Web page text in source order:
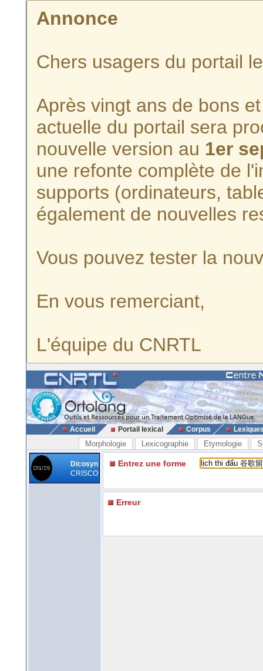
Annonce
Chers usagers du portail
Après vingt ans de bons
actuelle du portail sera
nouvelle version au 1er
une refonte complète de
supports (ordinateurs,
également de nouvelles
Vous pouvez tester la
En vous remerciant,
L'équipe du CNRTL
Accueil Portail lexical Corpus
Morphologie Lexicographie Etymologie
Dicosyn
CRISCO
Entrez une forme
Erreur